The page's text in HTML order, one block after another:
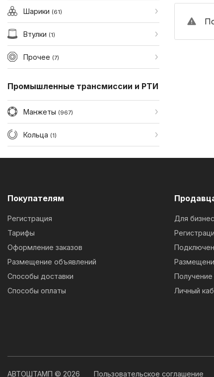
Шарики (61)
Втулки (1)
Прочее (7)
Промышленные трансмиссии и РТИ
Манжеты (967)
Кольца (1)
Покупателям
Регистрация
Тарифы
Оформление заказов
Размещение объявлений
Способы доставки
Способы оплаты
Для
Получение
Личный
АВТОШТАМП © 2026 Пользовательское соглашение